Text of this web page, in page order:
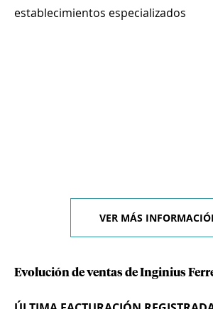
establecimientos especializados
VER MÁS
Evolución de ventas de Inginius